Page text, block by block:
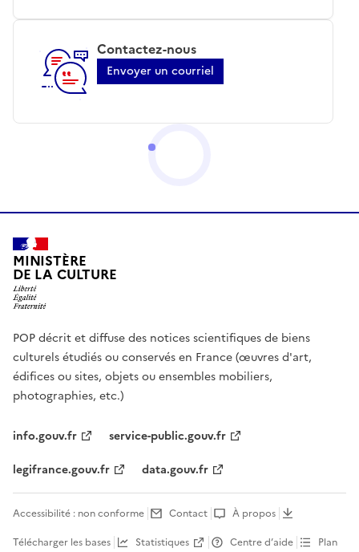
Contactez-nous
Envoyer un courriel
MINISTÈRE
DE LA CULTURE
POP décrit et diffuse des notices scientifiques de biens
culturels étudiés ou conservés en France (œuvres d'art,
édifices ou sites, objets ou ensembles mobiliers,
photographies, etc.)
info.gouv.fr
service-public.gouv.fr
legifrance.gouv.fr
data.gouv.fr
Accessibilité : non conforme Contact
À propos
Télécharger les bases
Statistiques Centre d’aide Plan